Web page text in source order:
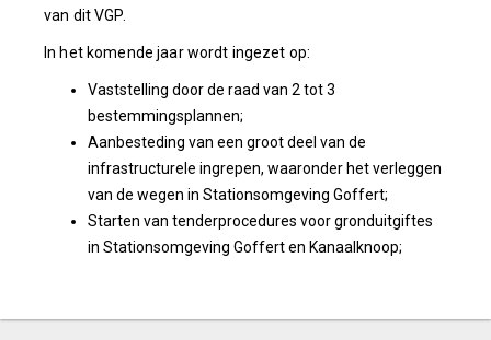
van dit VGP.
In het komende jaar wordt ingezet op:
Vaststelling door de raad van 2 tot 3
bestemmingsplannen;
Aanbesteding van een groot deel van de
infrastructurele ingrepen, waaronder het verleggen
van de wegen in Stationsomgeving Goffert;
Starten van tenderprocedures voor gronduitgiftes
in Stationsomgeving Goffert en Kanaalknoop;